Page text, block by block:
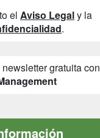
el Aviso Legaly la
.
gratuita con